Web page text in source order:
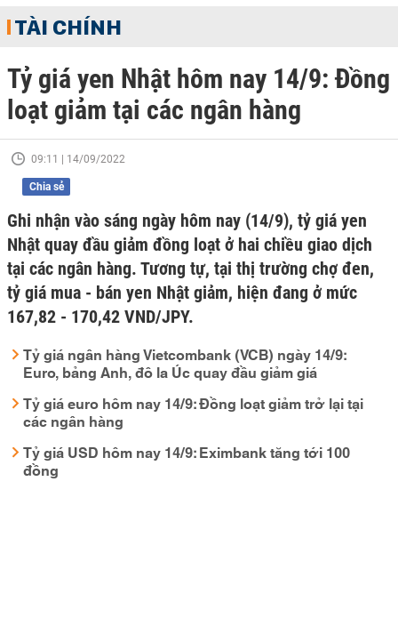
TÀI CHÍNH
Tỷ giá yen Nhật hôm nay 14/9: Đồng
loạt giảm tại các ngân hàng
09:11 | 14/09/2022
Chia sẻ
Ghi nhận vào sáng ngày hôm nay (14/9), tỷ giá yen
Nhật quay đầu giảm đồng loạt ở hai chiều giao dịch
tại các ngân hàng. Tương tự, tại thị trường chợ đen,
tỷ giá mua - bán yen Nhật giảm, hiện đang ở mức
167,82 - 170,42 VND/JPY.
Tỷ giá ngân hàng Vietcombank (VCB) ngày 14/9:
Euro, bảng Anh, đô la Úc quay đầu giảm giá
Tỷ giá euro hôm nay 14/9: Đồng loạt giảm trở lại tại
các ngân hàng
Tỷ giá USD hôm nay 14/9: Eximbank tăng tới 100
đồng